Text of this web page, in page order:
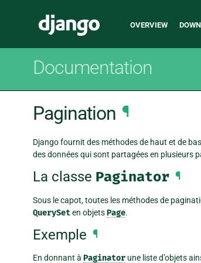
Django
Main
OVERVIEW
Documentation
Pagination ¶
Django fournit des méthodes de haut et de
des données qui sont partagées en plusieurs
La classe Paginator ¶
Sous le capot, toutes les méthodes de
QuerySeten objetsPage.
Exemple ¶
En donnant à Paginator une liste d’objets